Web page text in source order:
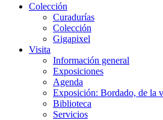
Colección
Curadurías
Colección
Gigapixel
Visita
Información general
Exposiciones
Agenda
Exposición: Bordado, de la
Biblioteca
Servicios